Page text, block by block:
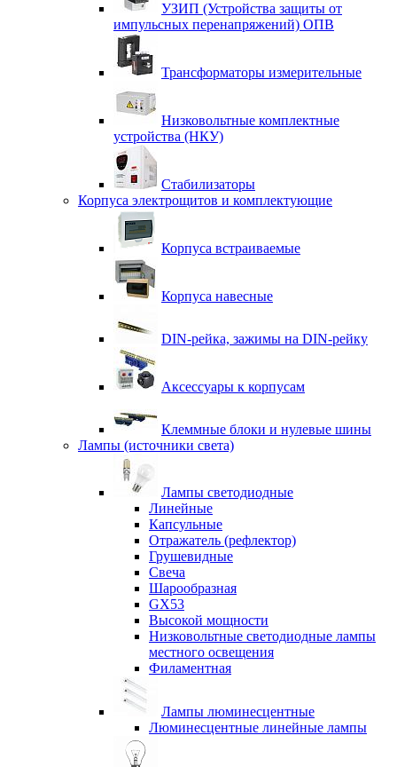
УЗИП (Устройства защиты от
импульсных перенапряжений) ОПВ
Трансформаторы измерительные
Низковольтные комплектные
устройства (НКУ)
Стабилизаторы
Корпуса электрощитов и комплектующие
Корпуса встраиваемые
Корпуса навесные
DIN-рейка, зажимы на DIN-рейку
Аксессуары к корпусам
Клеммные блоки и нулевые шины
Лампы (источники света)
Лампы светодиодные
Линейные
Капсульные
Отражатель (рефлектор)
Грушевидные
Свеча
Шарообразная
GX53
Высокой мощности
Низковольтные светодиодные лампы
местного освещения
Филаментная
Лампы люминесцентные
Люминесцентные линейные лампы